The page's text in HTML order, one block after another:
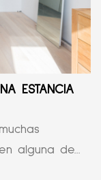
ESTANCIA
alguna de...